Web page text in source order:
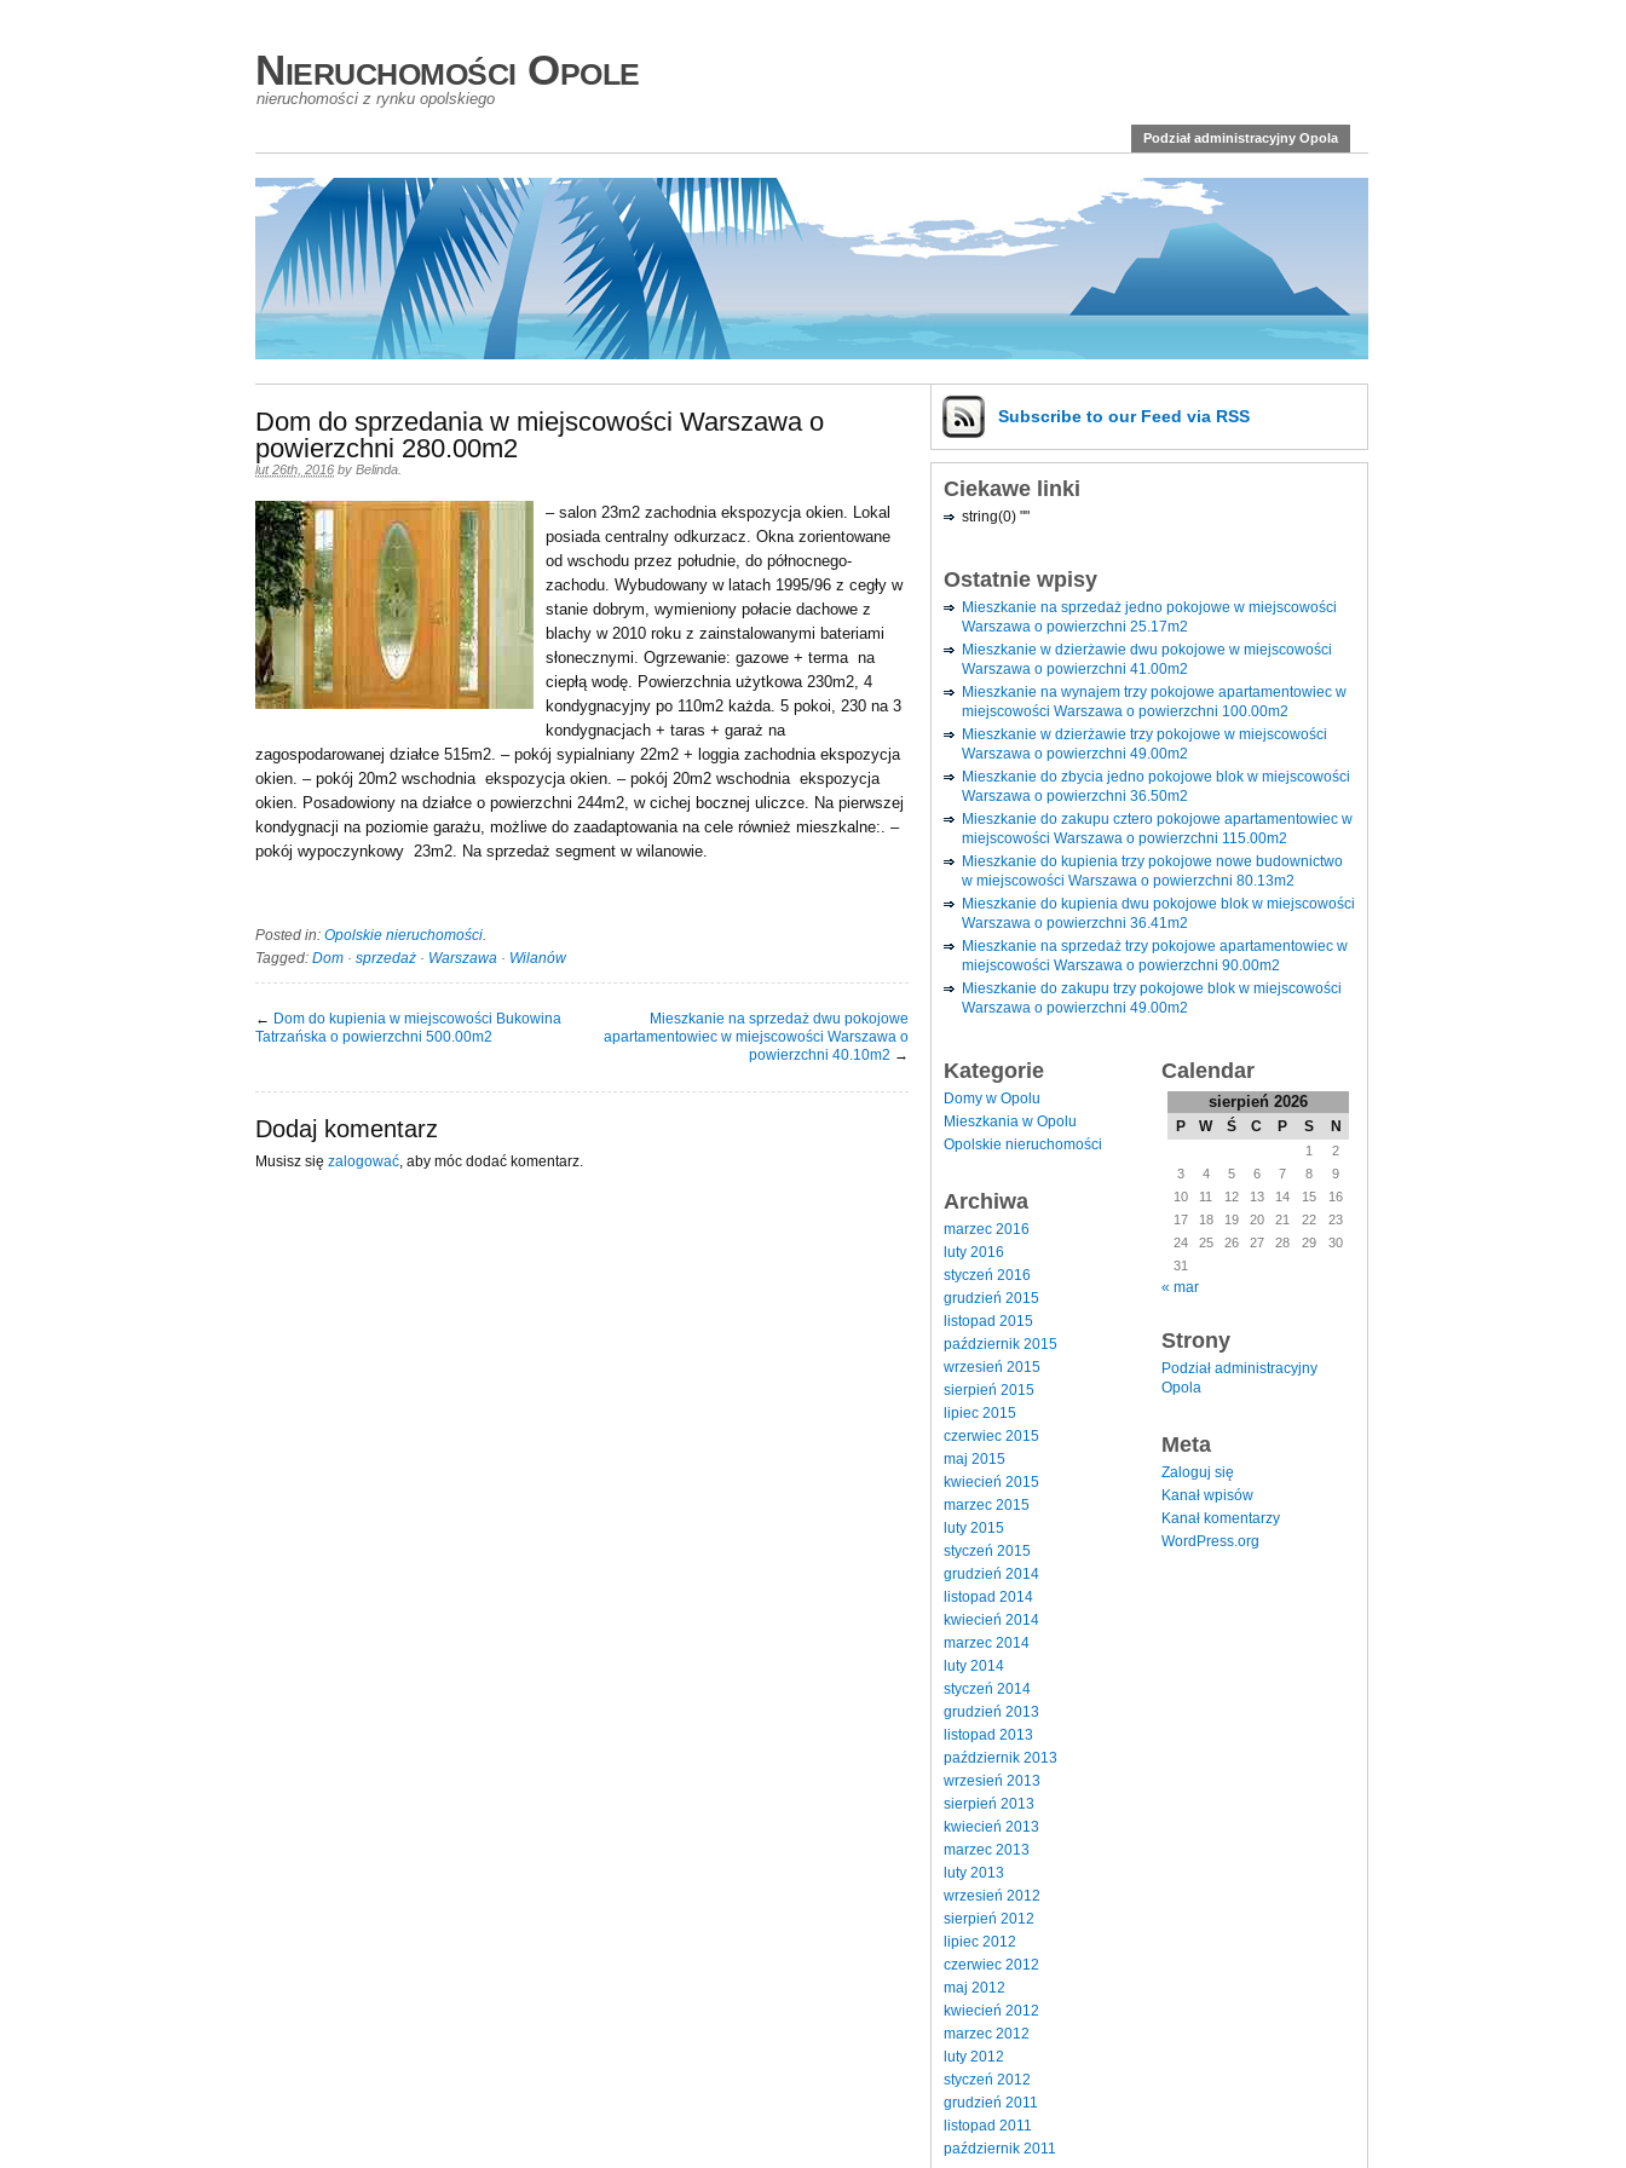
Nieruchomości Opole
nieruchomości z rynku opolskiego
Podział administracyjny Opola
Dom do sprzedania w miejscowości Warszawa o
powierzchni 280.00m2
lut 26th, 2016 by Belinda
– salon 23m2 zachodnia ekspozycja okien. Lokal
posiada centralny odkurzacz. Okna zorientowane
od wschodu przez południe, do północnego-
zachodu. Wybudowany w latach 1995/96 z cegły w
stanie dobrym, wymieniony połacie dachowe z
blachy w 2010 roku z zainstalowanymi bateriami
słonecznymi. Ogrzewanie: gazowe + terma na
ciepłą wodę. Powierzchnia użytkowa 230m2, 4
kondygnacyjny po 110m2 każda. 5 pokoi, 230 na 3
kondygnacjach + taras + garaż na
zagospodarowanej działce 515m2. – pokój sypialniany 22m2 + loggia zachodnia ekspozycja
okien. – pokój 20m2 wschodnia ekspozycja okien. – pokój 20m2 wschodnia ekspozycja
okien. Posadowiony na działce o powierzchni 244m2, w cichej bocznej uliczce. Na pierwszej
kondygnacji na poziomie garażu, możliwe do zaadaptowania na cele również mieszkalne:. –
pokój wypoczynkowy 23m2. Na sprzedaż segment w wilanowie.
Posted in: Opolskie nieruchomości.
Tagged: Dom · sprzedaż · Warszawa · Wilanów
← Dom do kupienia w miejscowości Bukowina
Tatrzańska o powierzchni 500.00m2
Mieszkanie na sprzedaż dwu pokojowe
apartamentowiec w miejscowości Warszawa o
powierzchni 40.10m2 →
Dodaj komentarz
Musisz się zalogować , aby móc dodać komentarz.
Subscribe to our Feed via RSS
Ciekawe linki
string(0) ""
Ostatnie wpisy
Mieszkanie na sprzedaż jedno pokojowe w miejscowości
Warszawa o powierzchni 25.17m2
Mieszkanie w dzierżawie dwu pokojowe w miejscowości
Warszawa o powierzchni 41.00m2
Mieszkanie na wynajem trzy pokojowe apartamentowiec w
miejscowości Warszawa o powierzchni 100.00m2
Mieszkanie w dzierżawie trzy pokojowe w miejscowości
Warszawa o powierzchni 49.00m2
Mieszkanie do zbycia jedno pokojowe blok w miejscowości
Warszawa o powierzchni 36.50m2
Mieszkanie do zakupu cztero pokojowe apartamentowiec w
miejscowości Warszawa o powierzchni 115.00m2
Mieszkanie do kupienia trzy pokojowe nowe budownictwo
w miejscowości Warszawa o powierzchni 80.13m2
Mieszkanie do kupienia dwu pokojowe blok w miejscowości
Warszawa o powierzchni 36.41m2
Mieszkanie na sprzedaż trzy pokojowe apartamentowiec w
miejscowości Warszawa o powierzchni 90.00m2
Mieszkanie do zakupu trzy pokojowe blok w miejscowości
Warszawa o powierzchni 49.00m2
Kategorie
Domy w Opolu
Mieszkania w Opolu
Opolskie nieruchomości
Archiwa
marzec 2016
luty 2016
styczeń 2016
grudzień 2015
listopad 2015
październik 2015
wrzesień 2015
sierpień 2015
lipiec 2015
czerwiec 2015
maj 2015
kwiecień 2015
marzec 2015
luty 2015
styczeń 2015
grudzień 2014
listopad 2014
kwiecień 2014
marzec 2014
luty 2014
styczeń 2014
grudzień 2013
listopad 2013
październik 2013
wrzesień 2013
sierpień 2013
kwiecień 2013
marzec 2013
luty 2013
wrzesień 2012
sierpień 2012
lipiec 2012
czerwiec 2012
maj 2012
kwiecień 2012
marzec 2012
luty 2012
styczeń 2012
grudzień 2011
listopad 2011
październik 2011
Calendar
sierpień 2026
P W Ś C P S N
1
2
3
4 5 6 7 8
9
10
11 12 13 14 15
16
17
18 19 20 21 22
23
24
25 26 27 28 29
30
31
« mar
Strony
Podział administracyjny
Opola
Meta
Zaloguj się
Kanał wpisów
Kanał komentarzy
WordPress.org